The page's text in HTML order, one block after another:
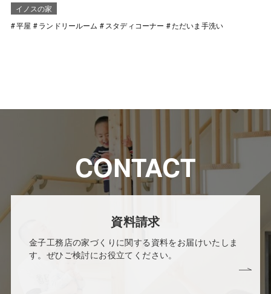
イノスの家
平屋
ランドリールーム スタディコーナー ただいま手洗い
CONTACT
資料請求
金子工務店の家づくりに関する資料をお届けいたしま
す。ぜひご検討にお役立てください。